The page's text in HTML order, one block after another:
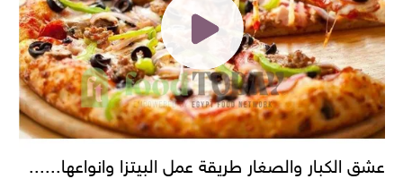
عشق الكبار والصغار طريقة عمل البيتزا وانواعها......